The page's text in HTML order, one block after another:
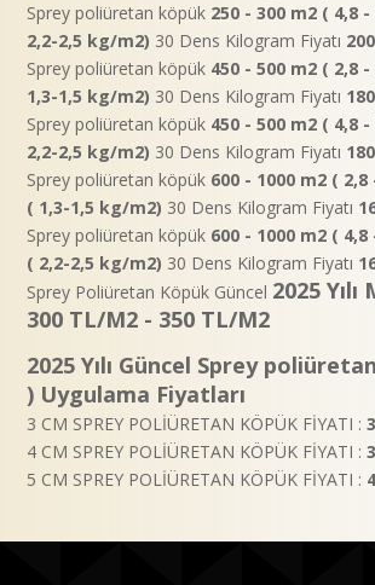
Sprey poliüretan köpük 250 - 300 m2 ( 4,8
2,2-2,5 kg/m2) 30 Dens Kilogram Fiyatı
Sprey poliüretan köpük 450 - 500 m2 ( 2,8
1,3-1,5 kg/m2) 30 Dens Kilogram Fiyatı
Sprey poliüretan köpük 450 - 500 m2 ( 4,8
2,2-2,5 kg/m2) 30 Dens Kilogram Fiyatı
Sprey poliüretan köpük 600 - 1000 m2 (
( 1,3-1,5 kg/m2) 30 Dens Kilogram Fiyatı
Sprey poliüretan köpük 600 - 1000 m2 (
( 2,2-2,5 kg/m2) 30 Dens Kilogram Fiyatı
Sprey Poliüretan Köpük Güncel 2025
300 TL/M2 - 350 TL/M2
2025 Yılı Güncel Sprey
) Uygulama Fiyatları
3 CM SPREY POLİÜRETAN KÖPÜK FİYATI :
4 CM SPREY POLİÜRETAN KÖPÜK FİYATI :
5 CM SPREY POLİÜRETAN KÖPÜK FİYATI :